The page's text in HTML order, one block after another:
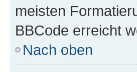
meisten
BBCode erreicht
Nach oben